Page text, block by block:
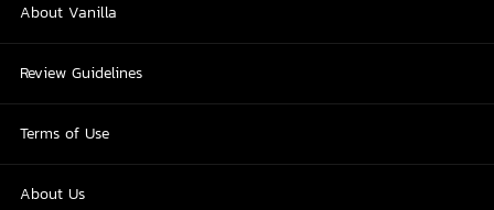
About Vanilla
Review Guidelines
Terms of Use
About Us